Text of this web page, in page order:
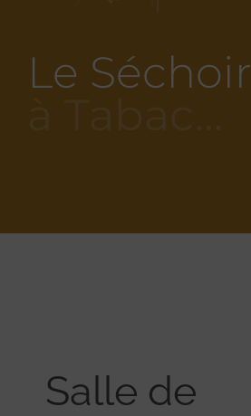
Le Séchoir
Salle de